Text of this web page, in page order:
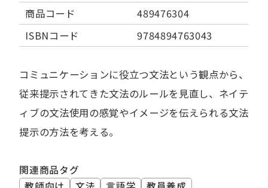
商品コード
489476304
ISBNコード
9784894763043
コミュニケーションに役立つ文法という観点から、
従来提示されてきた文法のルールを見直し、ネイテ
ィブの文法使用の感覚やイメージを伝えられる文法
提示の方法を考える。
関連商品タグ